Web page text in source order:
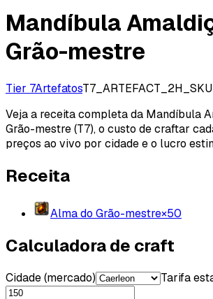
Mandíbula
Grão-mestre
Tier 7Artefatos
Veja a receita completa da Mandíbula
Grão-mestre (T7), o custo de craftar
preços ao vivo por cidade e o lucro
Receita
Alma do Grão-mestre×50
Calculadora de craft
Cidade (mercado) Tarifa